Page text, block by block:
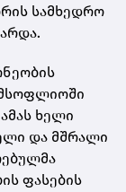
სამხედრო
ხელი
და მშრალი
ფასების